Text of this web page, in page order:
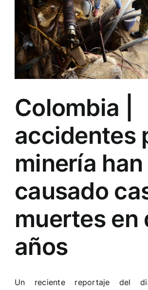
Colombia |
accidentes
minería han
causado
muertes en
años
Un reciente reportaje del